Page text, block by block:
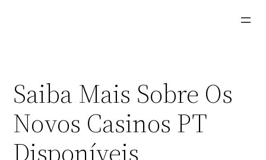
Saiba Mais Sobre Os
Novos Casinos PT